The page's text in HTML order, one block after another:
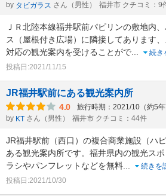
by タビガラス さん（男性） 福井市 クチコミ：9
ＪＲ北陸本線福井駅前パピリンの敷地内
ス（屋根付き広場）に隣接してあります
対応の観光案内を受けることがで
続き
投稿日:2021/11/15
JR福井駅前にある観光案内所
4.0 旅行時期：2021/10（約5年
by KT さん（男性） 福井市 クチコミ：44件
JR福井駅前（西口）の複合商業施設（ハ
ある観光案内所です。福井県内の観光ス
ラシやパンフレットなどを無料
続きを
投稿日:2021/10/30